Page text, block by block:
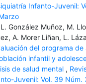
Infanto-Juvenil:
González Muñoz, M.
A. Morer Liñan, L.
del programa de
infantil y
de salud mental ,
Juvenil: Vol. 39 Núm.